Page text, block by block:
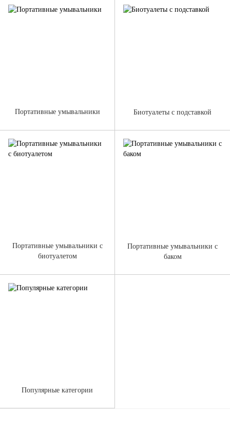
Портативные умывальники Биотуалеты с подставкой
Портативные умывальники с
биотуалетом
Портативные умывальники с
баком
Популярные категории